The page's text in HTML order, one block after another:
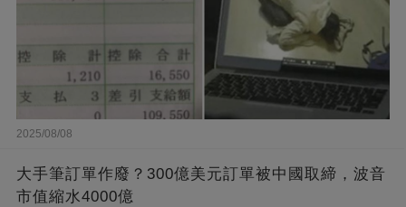
2025/08/08
大手筆訂單作廢？300億美元訂單被中國取締，波音
市值縮水4000億